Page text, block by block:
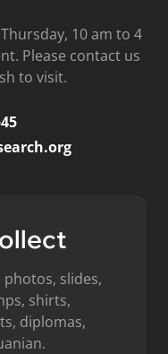
10 am to 4
Please contact us
to visit.
photos, slides,
shirts,
diplomas,